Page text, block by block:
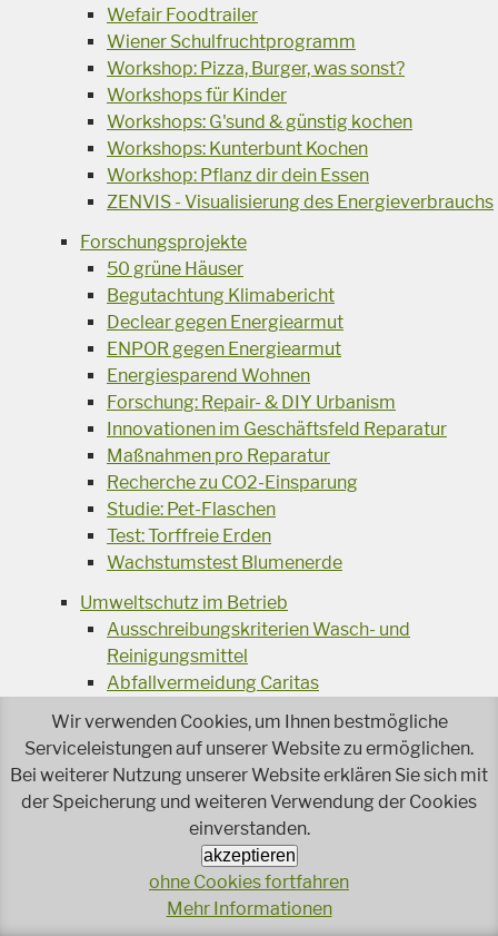
Wefair Foodtrailer
Wiener Schulfruchtprogramm
Workshop: Pizza, Burger, was sonst?
Workshops für Kinder
Workshops: G'sund & günstig kochen
Workshops: Kunterbunt Kochen
Workshop: Pflanz dir dein Essen
ZENVIS - Visualisierung des Energieverbrauchs
Forschungsprojekte
50 grüne Häuser
Begutachtung Klimabericht
Declear gegen Energiearmut
ENPOR gegen Energiearmut
Energiesparend Wohnen
Forschung: Repair- & DIY Urbanism
Innovationen im Geschäftsfeld Reparatur
Maßnahmen pro Reparatur
Recherche zu CO2-Einsparung
Studie: Pet-Flaschen
Test: Torffreie Erden
Wachstumstest Blumenerde
Umweltschutz im Betrieb
Ausschreibungskriterien Wasch- und
Reinigungsmittel
Abfallvermeidung Caritas
Beratungen zum betrieblichen Umweltschutz
Besser Essen für das Klima
Bewertung: Betriebsmittel
Bewertung: Biologisch gärtnern
Bewertung: GreenGimix
Bewertung: Reinigungsmittel
Der "natürlich gut Teller"
Energiewende - Powerdown
Wir verwenden Cookies, um Ihnen bestmögliche
Serviceleistungen auf unserer Website zu ermöglichen.
Bei weiterer Nutzung unserer Website erklären Sie sich mit
der Speicherung und weiteren Verwendung der Cookies
einverstanden.
akzeptieren
ohne Cookies fortfahren
Mehr Informationen